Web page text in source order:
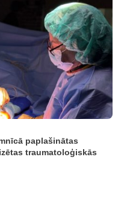
paplašinātas
traumatoloģiskās